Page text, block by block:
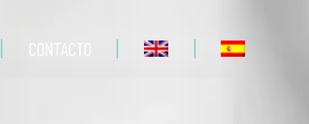
CONTACTO